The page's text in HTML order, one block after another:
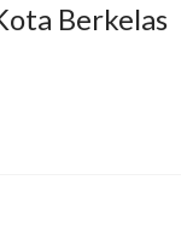
Berkelas